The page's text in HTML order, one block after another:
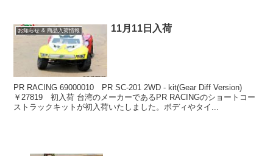
お知らせ & 商品入荷情報 11月11日入荷
PR RACING 69000010 PR SC-201 2WD - kit(Gear Diff Version)
￥27819 初入荷 台湾のメーカーであるPR RACINGのショートコー
ストラックキットが初入荷いたしました。ボディやタイ...